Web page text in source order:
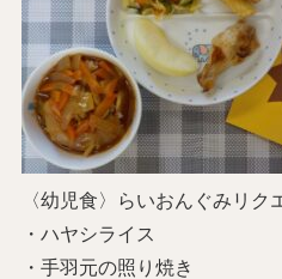
〈幼児食〉らいおんぐみリク
・ハヤシライス
・手羽元の照り焼き